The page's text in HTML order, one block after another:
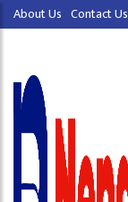
About Us Contact Us